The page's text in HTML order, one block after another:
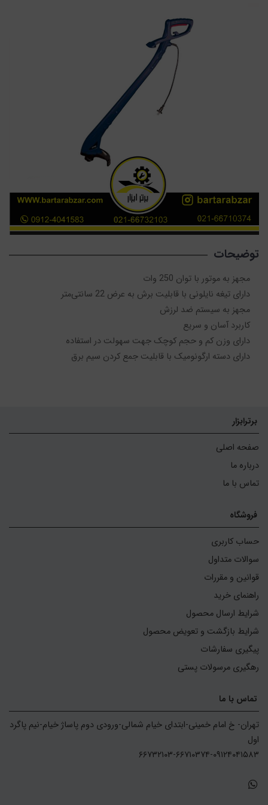
توضیحات
دارای دسته ارگونومیک با قابلیت جمع کردن سیم برق
برترابزار
صفحه اصلی
درباره ما
تماس با ما
فروشگاه
حساب کاربری
سوالات متداول
قوانین و مقررات
راهنمای خرید
شرایط ارسال محصول
شرایط بازگشت و تعویض محصول
پیگیری سفارشات
رهگیری مرسولات پستی
تماس با ما
۶۶۷۳۲۱۰۳-۶۶۷۱۰۳۷۴-۰۹۱۲۴۰۴۱۵۸۳